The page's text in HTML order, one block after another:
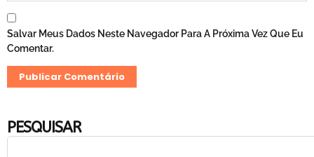
Salvar Meus Dados Neste Navegador Para A Próxima Vez Que Eu
Comentar.
PESQUISAR